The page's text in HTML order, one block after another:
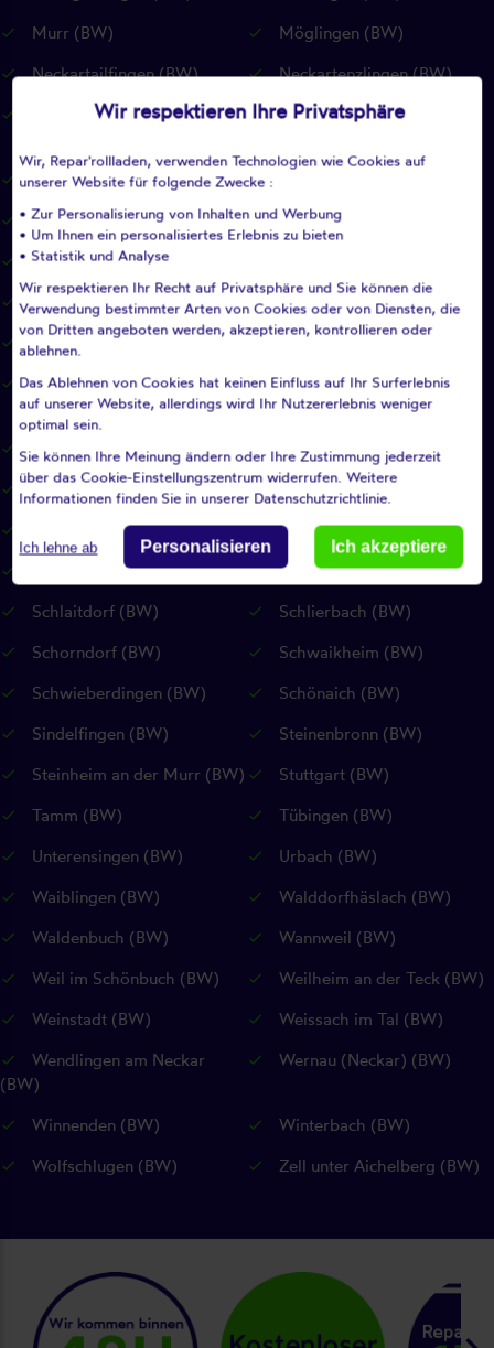
Murr (BW)
Möglingen (BW)
Neckartailfingen (BW)
Neckartenzlingen (BW)
Neuffen (BW)
Neuhausen auf den Fildern
Notzingen (BW)
Oberboihingen (BW)
Ohmden (BW)
Ostfildern (BW)
Pfullingen (BW)
Pleidelsheim (BW)
Pliezhausen (BW)
Plochingen (BW)
Plüderhausen (BW)
Reichenbach an der Fils
(BW)
Remseck am Neckar (BW)
Remshalden (BW)
Renningen (BW)
Reutlingen (BW)
Riederich (BW)
Rudersberg (BW)
Rutesheim (BW)
Sankt Johann (RP)
Schlaitdorf (BW)
Schlierbach (BW)
Schorndorf (BW)
Schwaikheim (BW)
Schwieberdingen (BW)
Schönaich (BW)
Sindelfingen (BW)
Steinenbronn (BW)
Steinheim an der Murr (BW)
Stuttgart (BW)
Tamm (BW)
Tübingen (BW)
Unterensingen (BW)
Urbach (BW)
Waiblingen (BW)
Walddorfhäslach (BW)
Waldenbuch (BW)
Wannweil (BW)
Weil im Schönbuch (BW)
Weilheim an der Teck (BW)
Weinstadt (BW)
Weissach im Tal (BW)
Wendlingen am Neckar
(BW)
Wernau (Neckar) (BW)
Winnenden (BW)
Winterbach (BW)
Wolfschlugen (BW)
Zell unter Aichelberg (BW)
Wir respektieren Ihre Privatsphäre
Wir, Repar'rollladen, verwenden Technologien wie Cookies auf
unserer Website für folgende Zwecke :
• Zur Personalisierung von Inhalten und Werbung
• Um Ihnen ein personalisiertes Erlebnis zu bieten
• Statistik und Analyse
Wir respektieren Ihr Recht auf Privatsphäre und Sie können die
Verwendung bestimmter Arten von Cookies oder von Diensten, die
von Dritten angeboten werden, akzeptieren, kontrollieren oder
ablehnen.
Das Ablehnen von Cookies hat keinen Einfluss auf Ihr Surferlebnis
auf unserer Website, allerdings wird Ihr Nutzererlebnis weniger
optimal sein.
Sie können Ihre Meinung ändern oder Ihre Zustimmung jederzeit
über das Cookie-Einstellungszentrum widerrufen. Weitere
Informationen finden Sie in unserer Datenschutzrichtlinie.
Ich lehne ab Personalisieren Ich akzeptiere